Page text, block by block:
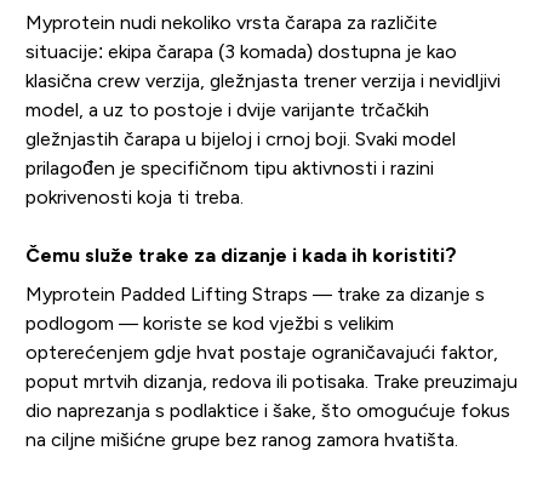
Myprotein nudi nekoliko vrsta čarapa za različite
situacije: ekipa čarapa (3 komada) dostupna je kao
klasična crew verzija, gležnjasta trener verzija i nevidljivi
model, a uz to postoje i dvije varijante trčačkih
gležnjastih čarapa u bijeloj i crnoj boji. Svaki model
prilagođen je specifičnom tipu aktivnosti i razini
pokrivenosti koja ti treba.
Čemu služe trake za dizanje i kada ih koristiti?
Myprotein Padded Lifting Straps — trake za dizanje s
podlogom — koriste se kod vježbi s velikim
opterećenjem gdje hvat postaje ograničavajući faktor,
poput mrtvih dizanja, redova ili potisaka. Trake preuzimaju
dio naprezanja s podlaktice i šake, što omogućuje fokus
na ciljne mišićne grupe bez ranog zamora hvatišta.